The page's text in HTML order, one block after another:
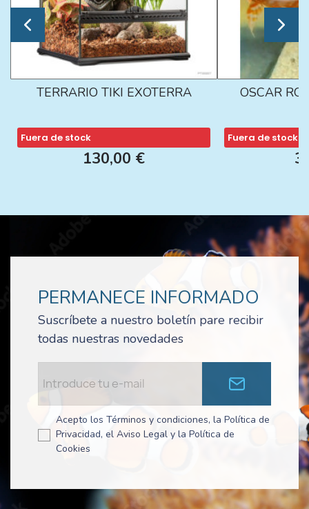
TERRARIO TIKI EXOTERRA
Fuera de stock
130,00 €
OSCAR
Fuera de stock
PERMANECE INFORMADO
Suscríbete a nuestro boletín pare recibir
todas nuestras novedades
Acepto los Términos y condiciones, la Política de
Privacidad, el Aviso Legal y la Política de
Cookies